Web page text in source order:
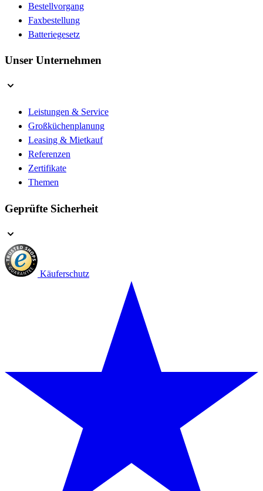
Bestellvorgang
Faxbestellung
Batteriegesetz
Unser Unternehmen
Leistungen & Service
Großküchenplanung
Leasing & Mietkauf
Referenzen
Zertifikate
Themen
Geprüfte Sicherheit
Käuferschutz